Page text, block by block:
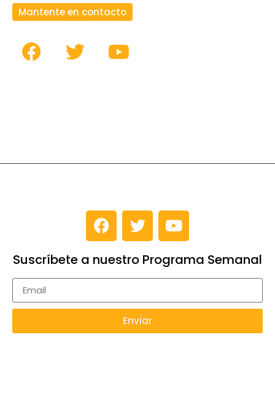
Mantente en contacto
Suscríbete a nuestro Programa Semanal
Enviar